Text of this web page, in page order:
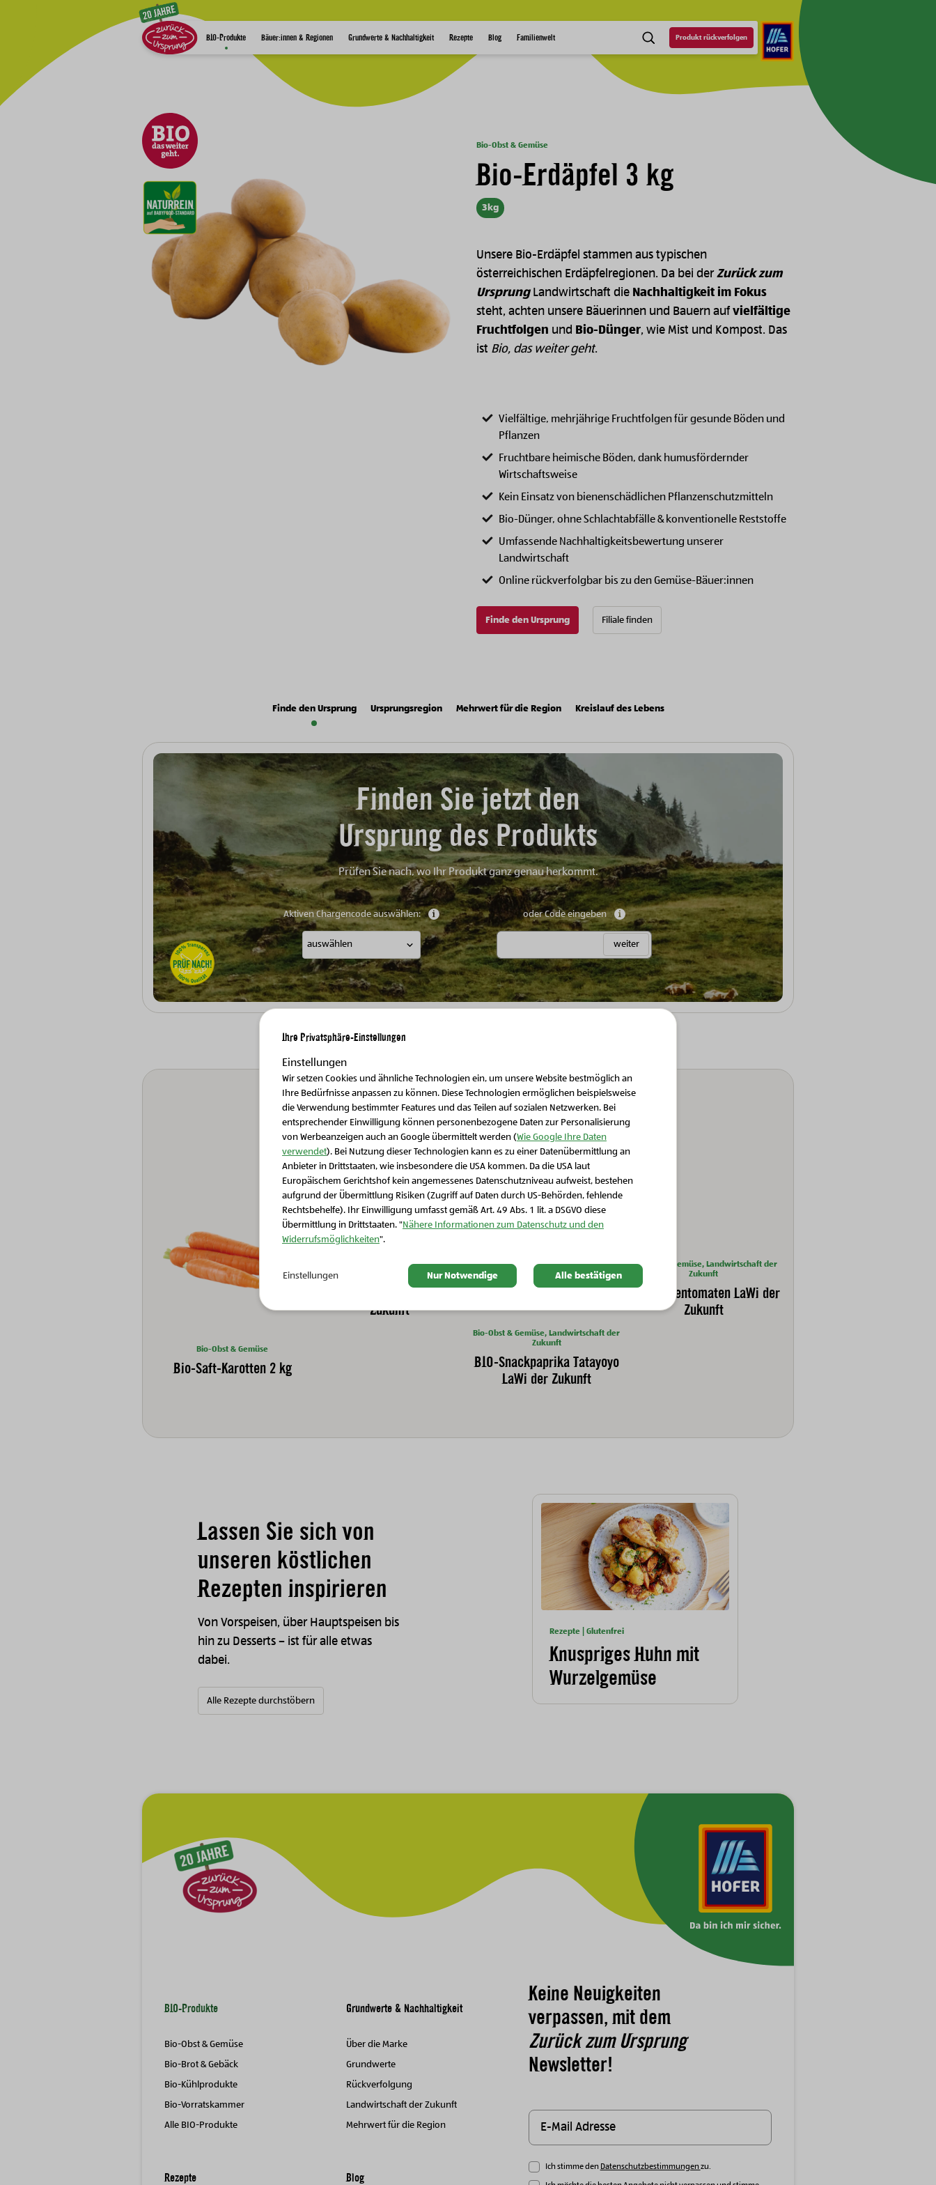
SUCHEProdukt rückverfolgen
BIO-Produkte Bäuer:innen & Regionen Grundwerte & Nachhaltigkeit Rezepte Blog Familienwelt
Bio-Obst & Gemüse
Bio-Erdäpfel 3 kg
3kg
Unsere Bio-Erdäpfel stammen aus typischen
österreichischen Erdäpfelregionen. Da bei derZurück zum
UrsprungLandwirtschaft die Nachhaltigkeit im Fokus
steht, achten unsere Bäuerinnen und Bauern auf vielfältige
Fruchtfolgen und Bio-Dünger, wie Mist und Kompost. Das
ist Bio, das weiter geht.
Vielfältige, mehrjährige Fruchtfolgen für gesunde Böden und
Pflanzen
Fruchtbare heimische Böden, dank humusfördernder
Wirtschaftsweise
Kein Einsatz von bienenschädlichen Pflanzenschutzmitteln
Bio-Dünger, ohne Schlachtabfälle & konventionelle Reststoffe
Umfassende Nachhaltigkeitsbewertung unserer
Landwirtschaft
Online rückverfolgbar bis zu den Gemüse-Bäuer:innen
Finde den Ursprung Filiale finden
Finde den Ursprung Ursprungsregion Mehrwert für die Region Kreislauf des Lebens
Finden Sie jetzt den
Ursprung des Produkts
Prüfen Sie nach, wo Ihr Produkt ganz genau herkommt.
Aktiven Chargencode auswählen: Weitere Informationen anzeigen
oder Code eingeben Weitere Informationen anzeigen
weiter
Weitere Produkte
Bio-Obst & Gemüse
Bio-Saft-Karotten 2 kg
Bio-Obst & Gemüse, Landwirtschaft der
Bio-Spezialsalat LaWi der
Zukunft
Bio-Obst & Gemüse, Landwirtschaft der
Zukunft
BIO-Snackpaprika Tatayoyo
LaWi der Zukunft
Bio-Obst & Gemüse, Landwirtschaft der
Zukunft
BIO-Rispentomaten LaWi der
Zukunft
Rezepte | Glutenfrei
Knuspriges Huhn mit
Wurzelgemüse
Lassen Sie sich von
unseren köstlichen
Rezepten inspirieren
Von Vorspeisen, über Hauptspeisen bis
hin zu Desserts – ist für alle etwas
dabei.
Alle Rezepte durchstöbern
Keine Neuigkeiten
verpassen, mit dem
Zurück zum Ursprung
Newsletter!
Ich stimme den Datenschutzbestimmungenzu.
BIO-Produkte
Bio-Obst & Gemüse
Bio-Brot & Gebäck
Bio-Kühlprodukte
Bio-Vorratskammer
Alle BIO-Produkte
Grundwerte & Nachhaltigkeit
Über die Marke
Grundwerte
Rückverfolgung
Landwirtschaft der Zukunft
Mehrwert für die Region
Rezepte Blog
Schließen Sie dieses Feld
Ihre Privatsphäre-Einstellungen
Einstellungen
Wir setzen Cookies und ähnliche Technologien ein, um unsere Website bestmöglich an
Ihre Bedürfnisse anpassen zu können. Diese Technologien ermöglichen beispielsweise
die Verwendung bestimmter Features und das Teilen auf sozialen Netzwerken. Bei
entsprechender Einwilligung können personenbezogene Daten zur Personalisierung
von Werbeanzeigen auch an Google übermittelt werden (Wie Google Ihre Daten
verwendet). Bei Nutzung dieser Technologien kann es zu einer Datenübermittlung an
Anbieter in Drittstaaten, wie insbesondere die USA kommen. Da die USA laut
Europäischem Gerichtshof kein angemessenes Datenschutzniveau aufweist, bestehen
aufgrund der Übermittlung Risiken (Zugriff auf Daten durch US-Behörden, fehlende
Rechtsbehelfe). Ihr Einwilligung umfasst gemäß Art. 49 Abs. 1 lit. a DSGVO diese
Übermittlung in Drittstaaten. "Nähere Informationen zum Datenschutz und den
Widerrufsmöglichkeiten".
Einstellungen Nur Notwendige Alle bestätigen